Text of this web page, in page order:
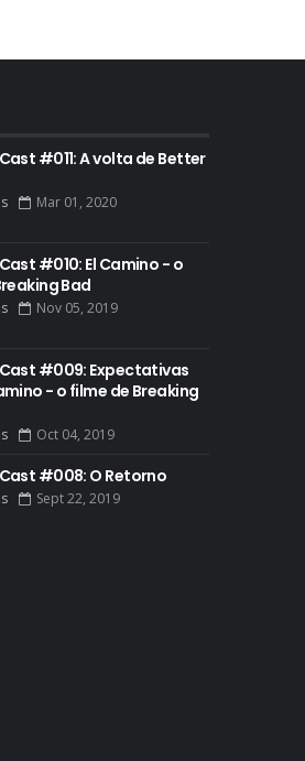
#011: A volta de Better
Mar 01, 2020
#010: El Camino - o
Bad
Nov 05, 2019
#009: Expectativas
- o filme de Breaking
Oct 04, 2019
#008: O Retorno
Sept 22, 2019